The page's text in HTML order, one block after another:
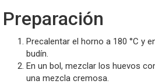
Preparación
Precalentar el horno a 180 °C y
budín.
En un bol, mezclar los huevos
una mezcla cremosa.